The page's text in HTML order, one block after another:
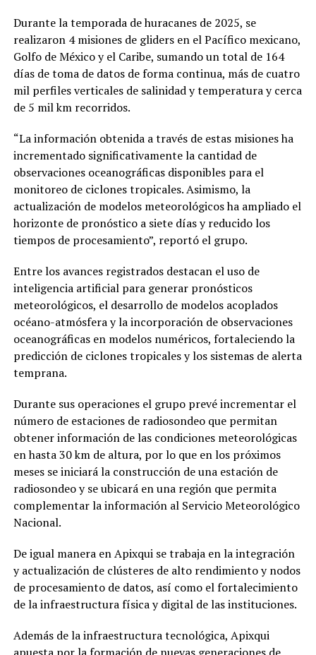
Durante la temporada de huracanes de 2025, se
realizaron 4 misiones de gliders en el Pacífico mexicano,
Golfo de México y el Caribe, sumando un total de 164
días de toma de datos de forma continua, más de cuatro
mil perfiles verticales de salinidad y temperatura y cerca
de 5 mil km recorridos.
“La información obtenida a través de estas misiones ha
incrementado significativamente la cantidad de
observaciones oceanográficas disponibles para el
monitoreo de ciclones tropicales. Asimismo, la
actualización de modelos meteorológicos ha ampliado el
horizonte de pronóstico a siete días y reducido los
tiempos de procesamiento”, reportó el grupo.
Entre los avances registrados destacan el uso de
inteligencia artificial para generar pronósticos
meteorológicos, el desarrollo de modelos acoplados
océano-atmósfera y la incorporación de observaciones
oceanográficas en modelos numéricos, fortaleciendo la
predicción de ciclones tropicales y los sistemas de alerta
temprana.
Durante sus operaciones el grupo prevé incrementar el
número de estaciones de radiosondeo que permitan
obtener información de las condiciones meteorológicas
en hasta 30 km de altura, por lo que en los próximos
meses se iniciará la construcción de una estación de
radiosondeo y se ubicará en una región que permita
complementar la información al Servicio Meteorológico
Nacional.
De igual manera en Apixqui se trabaja en la integración
y actualización de clústeres de alto rendimiento y nodos
de procesamiento de datos, así como el fortalecimiento
de la infraestructura física y digital de las instituciones.
Además de la infraestructura tecnológica, Apixqui